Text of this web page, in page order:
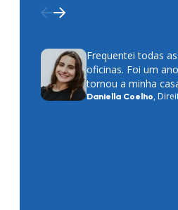
Frequentei todas
oficinas. Foi um
tornou a minha
Daniella Coelho,